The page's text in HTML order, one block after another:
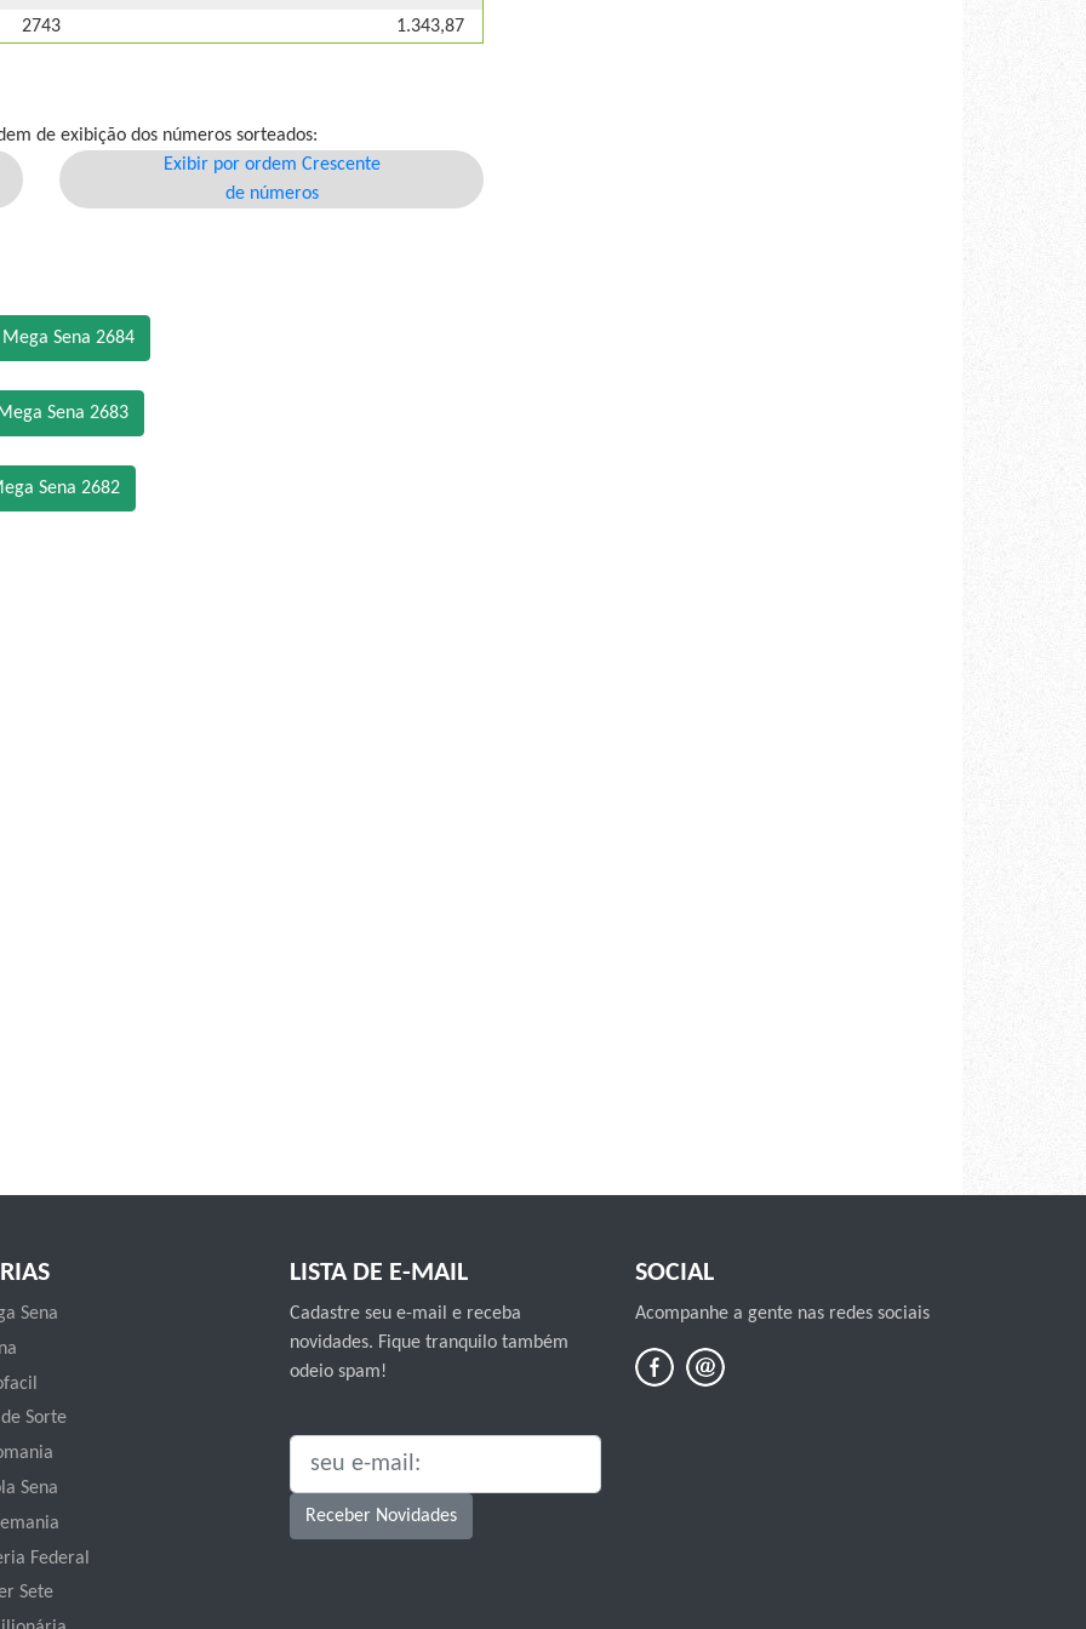
2743
1.343,87
de exibição dos números sorteados:
Exibir por ordem Crescente
de números
Sena 2684
Sena 2683
Sena 2682
Sena
Sorte
Sena
Federal
Sete
LISTA DE E-MAIL
Cadastre seu e-mail e receba
novidades. Fique tranquilo também
odeio spam!
SEU E-MAIL:
Receber Novidades
SOCIAL
Acompanhe a gente nas redes sociais